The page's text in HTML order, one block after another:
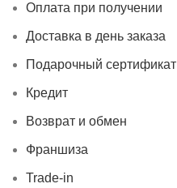
Оплата при получении
Доставка в день заказа
Подарочный сертификат
Кредит
Возврат и обмен
Франшиза
Trade-in